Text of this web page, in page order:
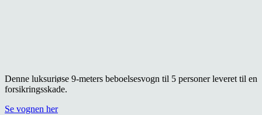
Denne luksuriøse 9-meters beboelsesvogn til 5 personer leveret til en
forsikringsskade.
Se vognen her